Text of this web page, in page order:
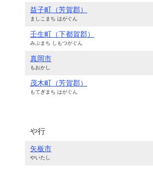
益子町（芳賀郡）
ましこまち はがぐん
壬生町（下都賀郡）
みぶまち しもつがぐん
真岡市
もおかし
茂木町（芳賀郡）
もてぎまち はがぐん
や行
矢板市
やいたし